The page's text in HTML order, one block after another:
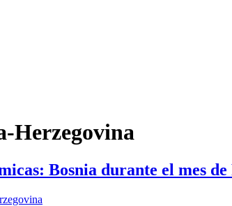
Herzegovina
Bosnia durante el mes de